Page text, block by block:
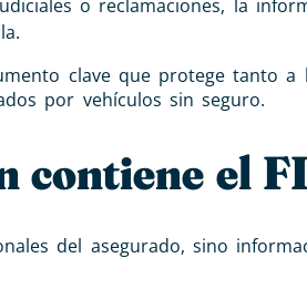
o reclamaciones, la
clave que protege tanto a
por vehículos sin seguro.
contiene el
del asegurado, sino